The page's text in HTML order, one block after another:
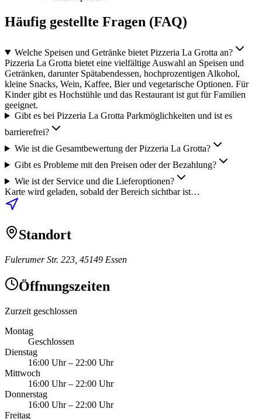
Häufig gestellte Fragen (FAQ)
Welche Speisen und Getränke bietet Pizzeria La Grotta an?
Pizzeria La Grotta bietet eine vielfältige Auswahl an Speisen und
Getränken, darunter Spätabendessen, hochprozentigen Alkohol,
kleine Snacks, Wein, Kaffee, Bier und vegetarische Optionen. Für
Kinder gibt es Hochstühle und das Restaurant ist gut für Familien
geeignet.
Gibt es bei Pizzeria La Grotta Parkmöglichkeiten und ist es
barrierefrei?
Wie ist die Gesamtbewertung der Pizzeria La Grotta?
Gibt es Probleme mit den Preisen oder der Bezahlung?
Wie ist der Service und die Lieferoptionen?
Karte wird geladen, sobald der Bereich sichtbar ist…
Standort
Fulerumer Str. 223, 45149 Essen
Öffnungszeiten
Zurzeit geschlossen
Montag
Geschlossen
Dienstag
16:00 Uhr– 22:00 Uhr
Mittwoch
16:00 Uhr– 22:00 Uhr
Donnerstag
16:00 Uhr– 22:00 Uhr
Freitag